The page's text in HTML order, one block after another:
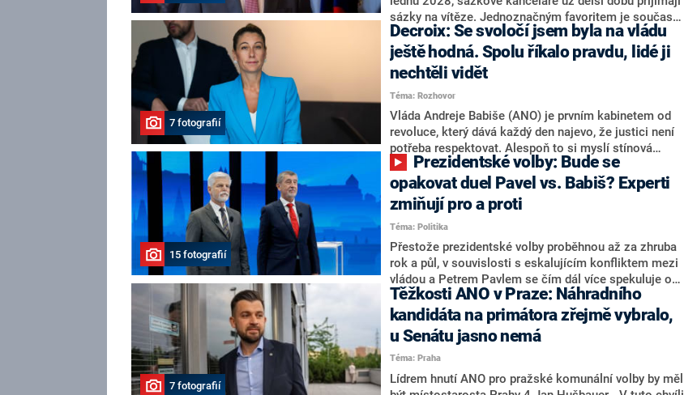
nepřítel, ale soupeř.
sázky na vítěze. Jednoznačným favoritem je současná
hlava státu Petr Pavel. Daleko za ním pak bookmakeři
zmiňují dva výrazné politiky ANO, tedy premiéra
Andreje Babiše a ministra průmyslu Karla Havlíčka.
Oblíbeným tipem samotných sázkařů je poslanec za
Motoristy Filip Turek. Politolog Jan Kubáček nicméně
o případné kandidatuře kohokoliv ze zmíněné trojice
značně pochybuje. Podle něj současná koalice dosud
nemá osobu, která by Pavlovi mohla konkurovat.
7 fotografií
Decroix: Se svoločí jsem byla na vládu
ještě hodná. Spolu říkalo pravdu, lidé ji
nechtěli vidět
Téma: Rozhovor
Vláda Andreje Babiše (ANO) je prvním kabinetem od
revoluce, který dává každý den najevo, že justici není
potřeba respektovat. Alespoň to si myslí stínová
ministryně spravedlnosti ODS Eva Decroix. V
rozhovoru pro CNN Prima NEWS si nebrala servítky
ohledně politického výkonu svého nástupce Jeronýma
Tejce (za ANO) či vládní zmocněnkyně pro lidská
práva Taťány Malé (ANO). Označením „svoloč“ na
adresu vlády prý byla ještě hodná. Decroix se také
vrátila k volební porážce koalice Spolu či promluvila o
hnutí Naše Česko Martina Kuby.
15 fotografií
opakovat duel Pavel vs. Babiš? Experti
zmiňují pro a proti
Téma: Politika
Přestože prezidentské volby proběhnou až za zhruba
rok a půl, v souvislosti s eskalujícím konfliktem mezi
vládou a Petrem Pavlem se čím dál více spekuluje o
tom, koho by do bitvy o Hrad mohla vyslat současná
koalice. Někteří političtí komentátoři znovu vytahují
jméno premiéra Andreje Babiše (ANO). Jak moc je
pravděpodobné, že se v prezidentských volbách 2028
bude znovu opakovat souboj z roku 2023?
7 fotografií
Těžkosti ANO v Praze: Náhradního
kandidáta na primátora zřejmě vybralo,
u Senátu jasno nemá
Téma: Praha
Lídrem hnutí ANO pro pražské komunální volby by měl